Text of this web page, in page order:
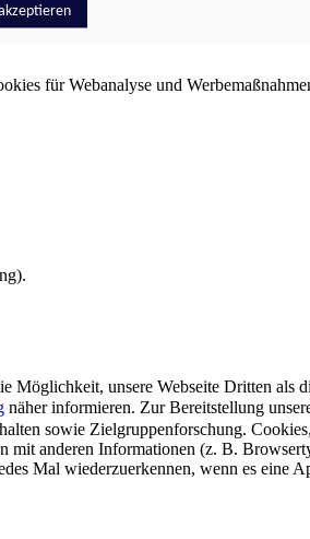
für Webanalyse und
unsere Webseite Dritten als
näher informieren. Zur Bereitstellung
sowie Zielgruppenforschung.
anderen Informationen (z. B.
Mal wiederzuerkennen, wenn es eine